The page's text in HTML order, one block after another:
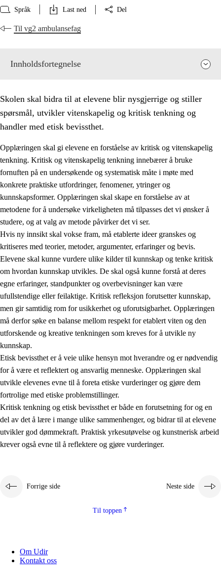
Språk Last ned Del
Til vg2 ambulansefag
Innholdsfortegnelse
1. Opplæringens verdigrunnlag
1.1 Menneskeverdet
1.2 Identitet og kulturelt mangfold
1.3 Kritisk tenkning og etisk bevissthet
1.4 Skaperglede, engasjement og utforskertrang
1.5 Respekt for naturen og miljøbevissthet
1.6 Demokrati og medvirkning
Skolen skal bidra til at elevene blir nysgjerrige og stiller
spørsmål, utvikler vitenskapelig og kritisk tenkning og
handler med etisk bevissthet.
Opplæringen skal gi elevene en forståelse av kritisk og vitenskapelig
tenkning. Kritisk og vitenskapelig tenkning innebærer å bruke
fornuften på en undersøkende og systematisk måte i møte med
konkrete praktiske utfordringer, fenomener, ytringer og
kunnskapsformer. Opplæringen skal skape en forståelse av at
metodene for å undersøke virkeligheten må tilpasses det vi ønsker å
studere, og at valg av metode påvirker det vi ser.
Hvis ny innsikt skal vokse fram, må etablerte ideer granskes og
kritiseres med teorier, metoder, argumenter, erfaringer og bevis.
Elevene skal kunne vurdere ulike kilder til kunnskap og tenke kritisk
om hvordan kunnskap utvikles. De skal også kunne forstå at deres
egne erfaringer, standpunkter og overbevisninger kan være
ufullstendige eller feilaktige. Kritisk refleksjon forutsetter kunnskap,
men gir samtidig rom for usikkerhet og uforutsigbarhet. Opplæringen
må derfor søke en balanse mellom respekt for etablert viten og den
utforskende og kreative tenkningen som kreves for å utvikle ny
kunnskap.
Etisk bevissthet er å veie ulike hensyn mot hverandre og er nødvendig
for å være et reflektert og ansvarlig menneske. Opplæringen skal
utvikle elevenes evne til å foreta etiske vurderinger og gjøre dem
fortrolige med etiske problemstillinger.
Kritisk tenkning og etisk bevissthet er både en forutsetning for og en
del av det å lære i mange ulike sammenhenger, og bidrar til at elevene
utvikler god dømmekraft. Praktisk yrkesutøvelse og kunstnerisk arbeid
krever også evne til å reflektere og gjøre vurderinger.
Forrige side Neste side
Til toppen
Om Udir
Kontakt oss